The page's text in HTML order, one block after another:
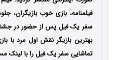
فیلمنامه، بازی خوب بازیگران،
بهترین بازیگر نقش اول مرد با
تماشایی سفر یک فیل را با لینک